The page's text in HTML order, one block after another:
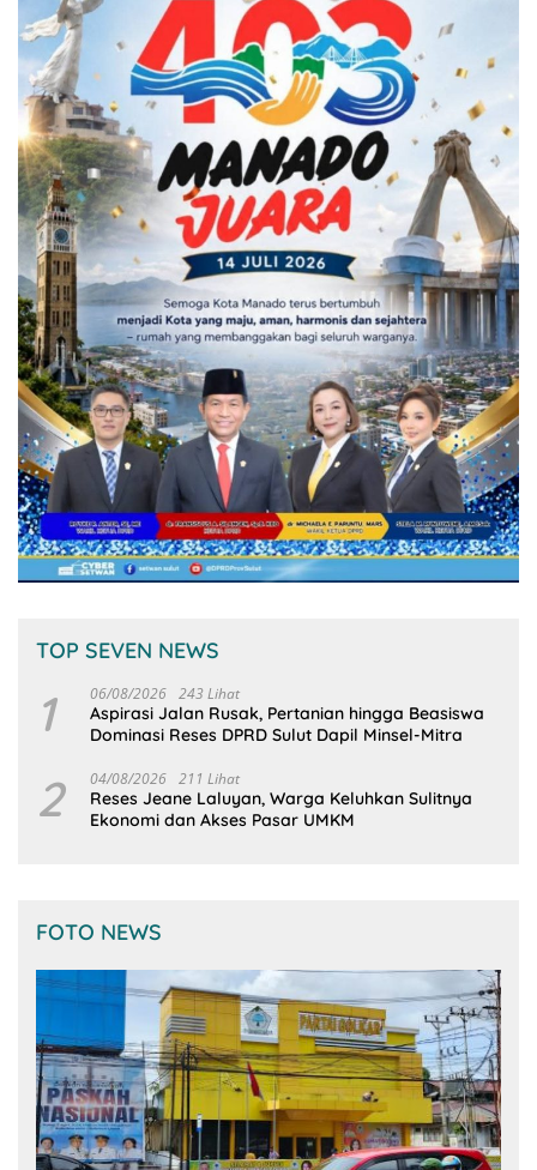
TOP SEVEN NEWS
1 06/08/2026 243 Lihat
Aspirasi Jalan Rusak, Pertanian hingga Beasiswa
Dominasi Reses DPRD Sulut Dapil Minsel-Mitra
2 04/08/2026 211 Lihat
Reses Jeane Laluyan, Warga Keluhkan Sulitnya
Ekonomi dan Akses Pasar UMKM
FOTO NEWS